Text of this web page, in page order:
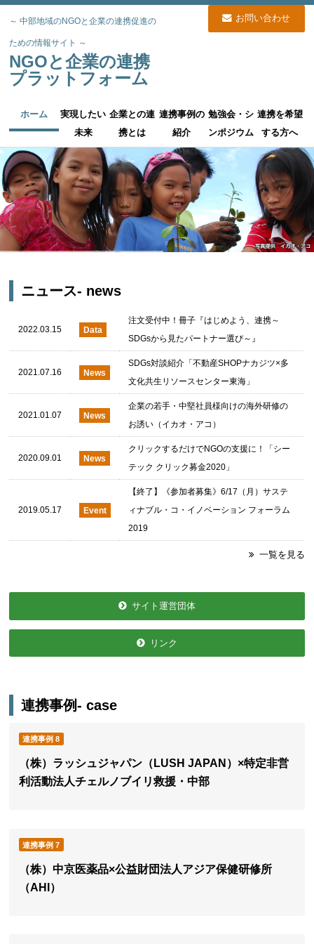
～ 中部地域のNGOと企業の連携促進の
ための情報サイト ～
NGOと企業の連携
プラットフォーム
お問い合わせ
ホーム
実現したい
未来
企業との連
携とは
連携事例の
紹介
勉強会・シ
ンポジウム
連携を希望
する方へ
ニュース- news
2022.03.15 Data
注文受付中！冊子『はじめよう、連携～
SDGsから見たパートナー選び～』
2021.07.16 News
SDGs対談紹介「不動産SHOPナカジツ×多
文化共生リソースセンター東海」
2021.01.07 News
企業の若手・中堅社員様向けの海外研修の
お誘い（イカオ・アコ）
2020.09.01 News
クリックするだけでNGOの支援に！「シー
テック クリック募金2020」
2019.05.17 Event
【終了】《参加者募集》6/17（月）サステ
ィナブル・コ・イノベーション フォーラム
2019
一覧を見る
サイト運営団体
リンク
連携事例- case
連携事例 8
（株）ラッシュジャパン（LUSH JAPAN）×特定非営
利活動法人チェルノブイリ救援・中部
連携事例 7
（株）中京医薬品×公益財団法人アジア保健研修所
（AHI）